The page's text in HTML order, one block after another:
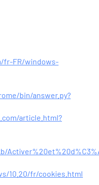
fr-FR/windows-
bin/answer.py?
article.html?
10.20/fr/cookies.html